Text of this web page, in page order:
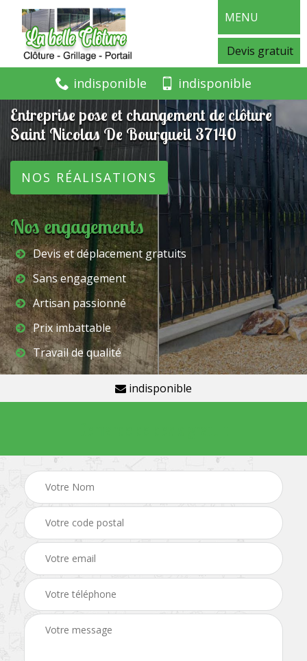
MENU
Devis gratuit
indisponible indisponible
Entreprise pose et changement de clôture
Saint Nicolas De Bourgueil 37140
NOS RÉALISATIONS
Nos engagements
Devis et déplacement gratuits
Sans engagement
Artisan passionné
Prix imbattable
Travail de qualité
indisponible